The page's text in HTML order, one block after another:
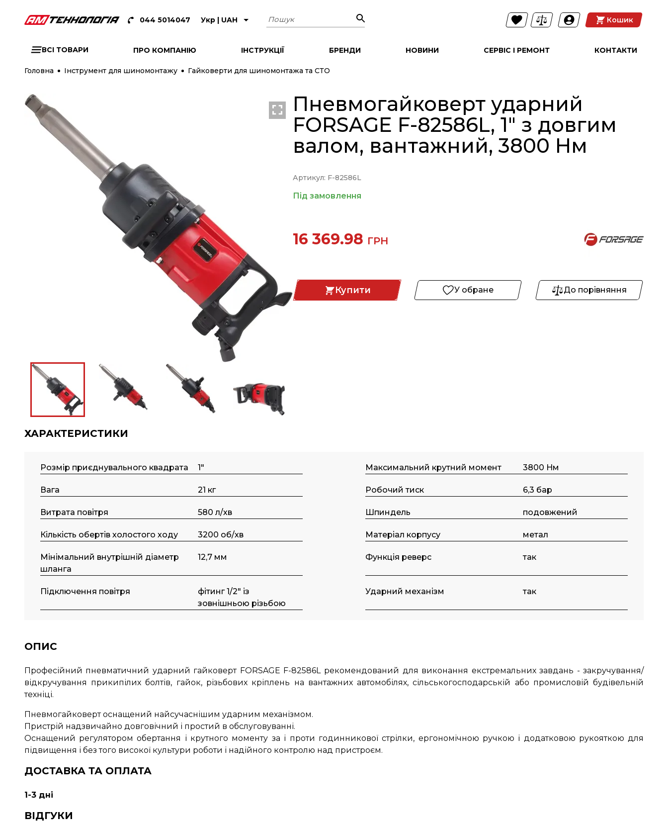
044 5014047 Укр | UAH Пошук Кошик
ВСІ ТОВАРИ ПРО КОМПАНІЮ ІНСТРУКЦІЇ БРЕНДИ НОВИНИ СЕРВІС І РЕМОНТ КОНТАКТИ
Головна Інструмент для шиномонтажу Гайковерти для шиномонтажа та СТО
Пневмогайковерт ударний
FORSAGE F-82586L, 1" з довгим
валом, вантажний, 3800 Нм
Артикул: F-82586L
Під замовлення
16 369.98 ГРН
Купити У обране До порівняння
ХАРАКТЕРИСТИКИ
Розмір приєднувального квадрата 1" Максимальний крутний момент 3800 Нм
Вага 21 кг Робочий тиск 6,3 бар
Витрата повітря 580 л/хв Шпиндель подовжений
Кількість обертів холостого ходу 3200 об/хв Матеріал корпусу метал
Мінімальний внутрішній діаметр
шланга
12,7 мм Функція реверс так
Підключення повітря
фітинг 1/2" із
зовнішньою різьбою
Ударний механізм так
ОПИС
Професійний пневматичний ударний гайковерт FORSAGE F-82586L рекомендований для виконання екстремальних завдань - закручування/
відкручування прикипілих болтів, гайок, різьбових кріплень на вантажних автомобілях, сільськогосподарській або промисловій будівельній
техніці.
Пневмогайковерт оснащений найсучаснішим ударним механізмом.
Пристрій надзвичайно довговічний і простий в обслуговуванні.
Оснащений регулятором обертання і крутного моменту за і проти годинникової стрілки, ергономічною ручкою і додатковою рукояткою для
підвищення і без того високої культури роботи і надійного контролю над пристроєм.
ДОСТАВКА ТА ОПЛАТА
1-3 дні
ВІДГУКИ